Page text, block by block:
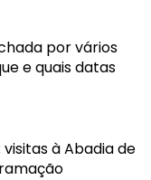
por vários
e quais datas
à Abadia de